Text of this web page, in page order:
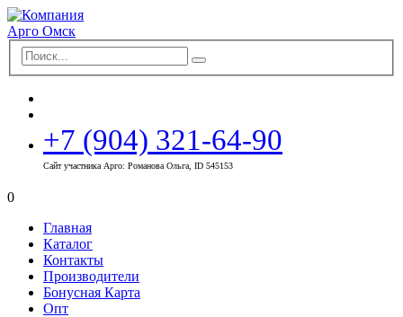
+7 (904) 321-64-90
Сайт участника Арго: Романова Ольга, ID 545153
0
Главная
Каталог
Контакты
Производители
Бонусная Карта
Опт